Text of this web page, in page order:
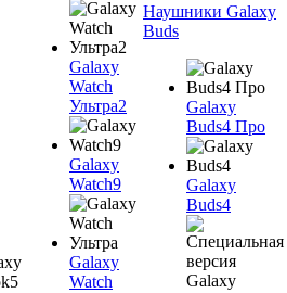
Galaxy
Watch
Ультра2
Galaxy
Watch9
Galaxy
Watch
Наушники Galaxy
Buds
Galaxy
Buds4 Про
Galaxy
Buds4